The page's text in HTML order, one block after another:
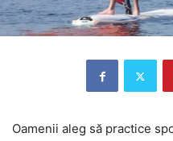
Oamenii aleg să practice